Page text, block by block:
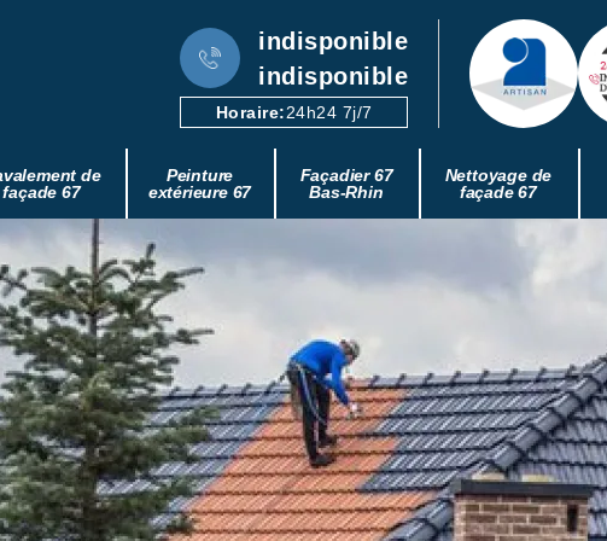
indisponible
indisponible
Horaire:24h24 7j/7
de
façade 67
Peinture
extérieure 67
Façadier 67
Bas-Rhin
Nettoyage de
façade 67